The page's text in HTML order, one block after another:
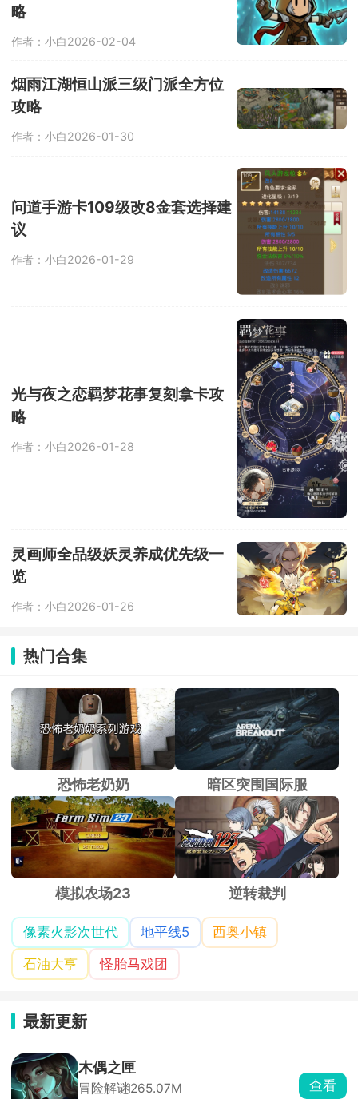
略
作者：小白2026-02-04
烟雨江湖恒山派三级门派全方位
攻略
作者：小白2026-01-30
问道手游卡109级改8金套选择建
议
作者：小白2026-01-29
光与夜之恋羁梦花事复刻拿卡攻
略
作者：小白2026-01-28
灵画师全品级妖灵养成优先级一
览
作者：小白2026-01-26
热门合集
恐怖老奶奶 暗区突围国际服
模拟农场23 逆转裁判
像素火影次世代 地平线5
西奥小镇
石油大亨
怪胎马戏团
最新更新
木偶之匣
冒险解谜265.07M
查看